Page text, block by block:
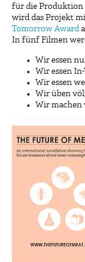
für die Produktion
wird das Projekt
Tomorrow Award
In fünf Filmen
Wir essen
Wir essen
Wir essen
Wir üben
Wir machen